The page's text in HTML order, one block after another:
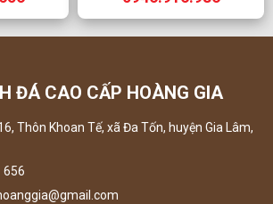
ĐÁ CAO CẤP HOÀNG GIA
Thôn Khoan Tế, xã Đa Tốn, huyện Gia Lâm,
656